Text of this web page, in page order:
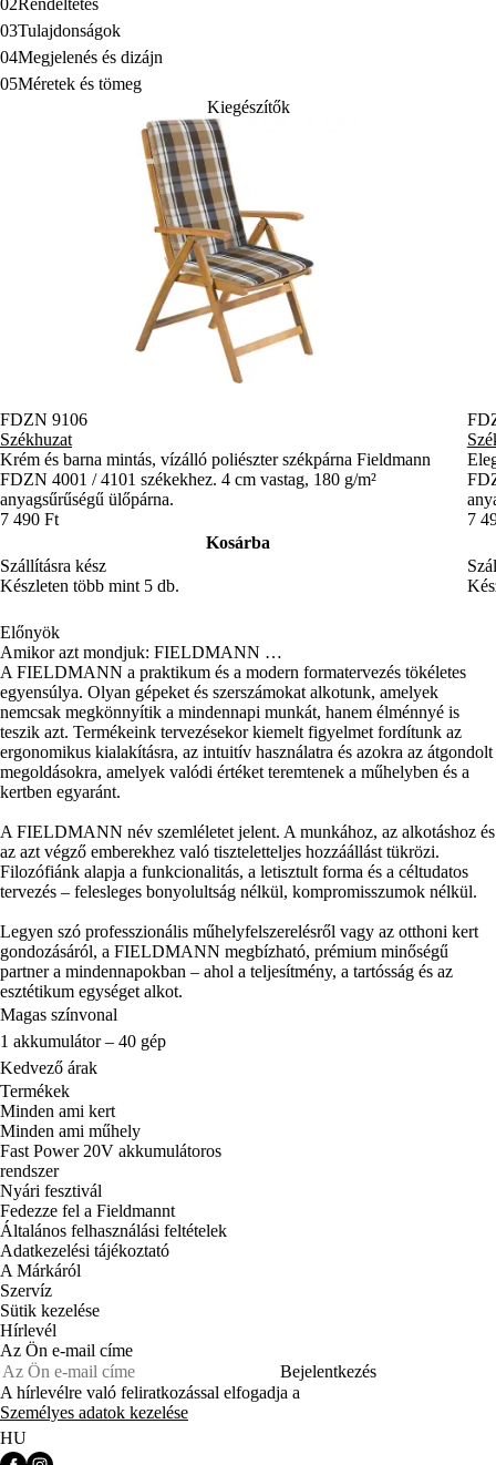
02Rendeltetés
03Tulajdonságok
04Megjelenés és dizájn
05Méretek és tömeg
Kiegészítők
FDZN 9106
Székhuzat
Krém és barna mintás, vízálló poliészter székpárna Fieldmann
FDZN 4001 / 4101 székekhez. 4 cm vastag, 180 g/m²
anyagsűrűségű ülőpárna.
7 490 Ft
Kosárba
Szállításra kész
Készleten több mint 5 db.
7
Előnyök
Amikor azt mondjuk: FIELDMANN …
A FIELDMANN a praktikum és a modern formatervezés tökéletes
egyensúlya. Olyan gépeket és szerszámokat alkotunk, amelyek
nemcsak megkönnyítik a mindennapi munkát, hanem élménnyé is
teszik azt. Termékeink tervezésekor kiemelt figyelmet fordítunk az
ergonomikus kialakításra, az intuitív használatra és azokra az átgondolt
megoldásokra, amelyek valódi értéket teremtenek a műhelyben és a
kertben egyaránt.
A FIELDMANN név szemléletet jelent. A munkához, az alkotáshoz és
az azt végző emberekhez való tiszteletteljes hozzáállást tükrözi.
Filozófiánk alapja a funkcionalitás, a letisztult forma és a céltudatos
tervezés – felesleges bonyolultság nélkül, kompromisszumok nélkül.
Legyen szó professzionális műhelyfelszerelésről vagy az otthoni kert
gondozásáról, a FIELDMANN megbízható, prémium minőségű
partner a mindennapokban – ahol a teljesítmény, a tartósság és az
esztétikum egységet alkot.
Magas színvonal
1 akkumulátor – 40 gép
Kedvező árak
Termékek
Minden ami kert
Minden ami műhely
Fast Power 20V akkumulátoros
rendszer
Nyári fesztivál
Fedezze fel a Fieldmannt
Általános felhasználási feltételek
Adatkezelési tájékoztató
A Márkáról
Szervíz
Sütik kezelése
Hírlevél
Az Ön e-mail címe
Bejelentkezés
A hírlevélre való feliratkozással elfogadja a
Személyes adatok kezelése
HU